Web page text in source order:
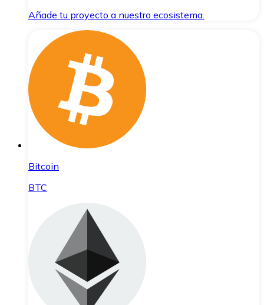
Añade tu proyecto a nuestro ecosistema.
Bitcoin
BTC